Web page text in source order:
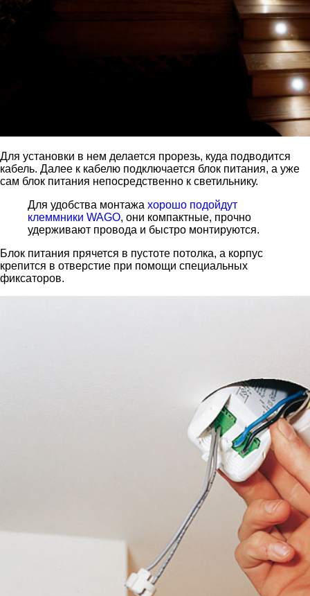
Для установки в нем делается прорезь, куда подводится
кабель. Далее к кабелю подключается блок питания, а уже
сам блок питания непосредственно к светильнику.
Для удобства монтажа хорошо подойдут
клеммники WAGO, они компактные, прочно
удерживают провода и быстро монтируются.
Блок питания прячется в пустоте потолка, а корпус
крепится в отверстие при помощи специальных
фиксаторов.